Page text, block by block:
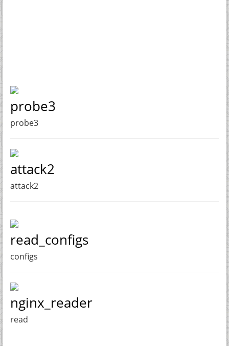
probe3
probe3
attack2
attack2
read_configs
configs
nginx_reader
read